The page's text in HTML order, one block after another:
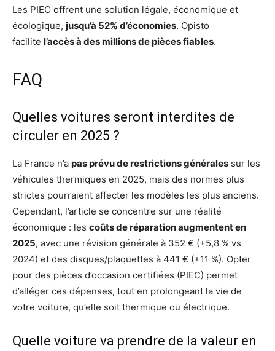
Les PIEC offrent une solution légale, économique et
écologique, jusqu’à 52% d’économies. Opisto
facilite l’accès à des millions de pièces fiables.
FAQ
Quelles voitures seront interdites de
circuler en 2025 ?
La France n’a pas prévu de restrictions générales sur les
véhicules thermiques en 2025, mais des normes plus
strictes pourraient affecter les modèles les plus anciens.
Cependant, l’article se concentre sur une réalité
économique : les coûts de réparation augmentent en
2025, avec une révision générale à 352 € (+5,8 % vs
2024) et des disques/plaquettes à 441 € (+11 %). Opter
pour des pièces d’occasion certifiées (PIEC) permet
d’alléger ces dépenses, tout en prolongeant la vie de
votre voiture, qu’elle soit thermique ou électrique.
Quelle voiture va prendre de la valeur en